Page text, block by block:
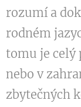
rozumí a
rodném
tomu je celý
nebo v
zbytečných